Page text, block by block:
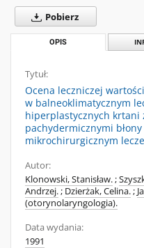
Pobierz
OPIS
Tytuł:
Ocena leczniczej
w balneoklimatycznym
hiperplastycznych krtani
pachydermicznymi
mikrochirurgicznym
Autor:
Klonowski, Stanisław.;
Andrzej.; Dzierżak, Celina.;
(otorynolaryngologia).
Data wydania:
1991